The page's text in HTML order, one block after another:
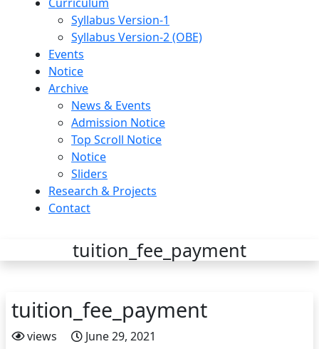
Syllabus Version-1
Syllabus Version-2 (OBE)
Events
Notice
Archive
News & Events
Admission Notice
Top Scroll Notice
Notice
Sliders
Research & Projects
Contact
tuition_fee_payment
tuition_fee_payment
views June 29, 2021